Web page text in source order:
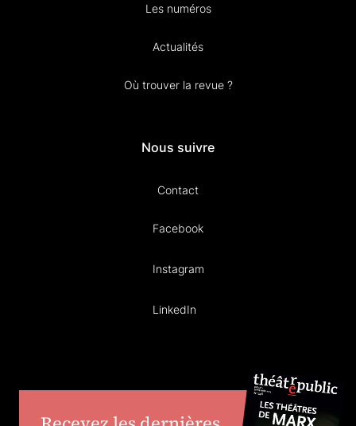
Les numéros
Actualités
Où trouver la revue ?
Nous suivre
Contact
Facebook
Instagram
LinkedIn